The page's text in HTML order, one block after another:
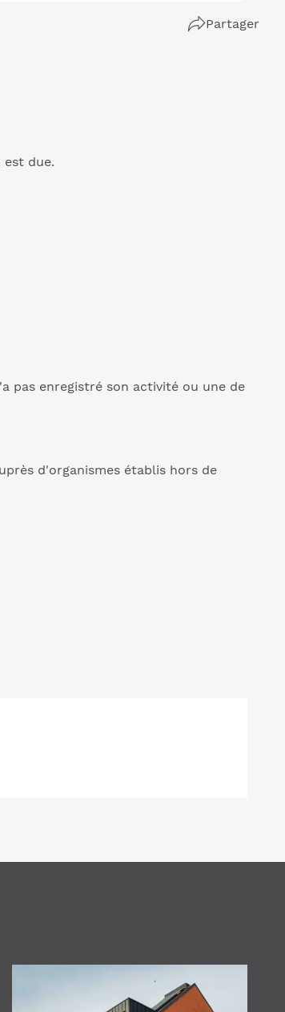
Partager
due.
pas enregistré son activité ou une de
d'organismes établis hors de